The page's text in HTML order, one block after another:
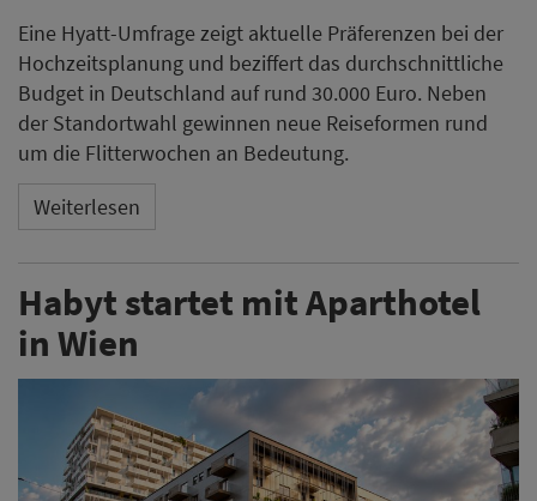
Eine Hyatt-Umfrage zeigt aktuelle Präferenzen bei der
Hochzeitsplanung und beziffert das durchschnittliche
Budget in Deutschland auf rund 30.000 Euro. Neben
der Standortwahl gewinnen neue Reiseformen rund
um die Flitterwochen an Bedeutung.
Weiterlesen
Habyt startet mit Aparthotel
in Wien